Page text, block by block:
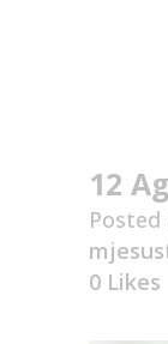
12
Posted
0 Likes